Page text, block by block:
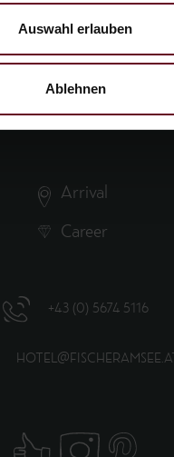
Auswahl erlauben
Ablehnen
Hotel Fischer am See
A-6611 Heiterwang
Arrival
Career
+43 (0) 5674 5116
HOTEL@FISCHERAMSEE.AT